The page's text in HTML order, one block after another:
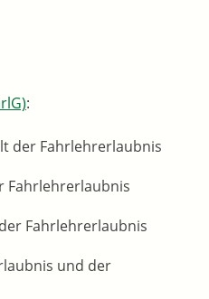
:
der Fahrlehrerlaubnis
Fahrlehrerlaubnis
Fahrlehrerlaubnis
und der